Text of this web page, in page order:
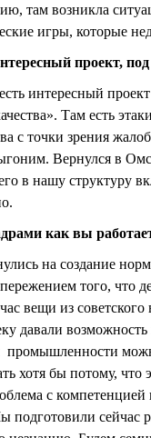
там возникла
игры, которые
проект,
интересный
Там есть
с точки зрения
Вернулся в
в нашу структуру
как вы
на создание
того, что
вещи из
давали
промышленности
хотя бы потому,
с
подготовили сейчас